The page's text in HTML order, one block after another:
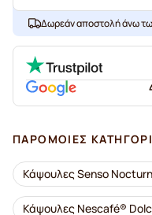
Δωρεάν αποστολή άνω
ΠΑΡΌΜΟΙΕΣ
Κάψουλες Senso
Κάψουλες Nescafé®